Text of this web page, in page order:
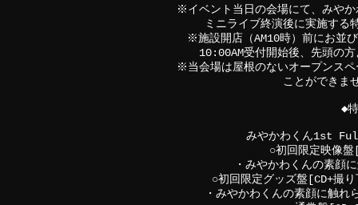
※イベント当日の会場にて、みやか
ミニライブ終演後に実施する
※施設開店（AM10時）前にお並
10:00AM受付開始後、先頭の
※当会場は屋根のないオープンス
ことができま
◆
みやかわくん1st
○初回限定映像
・みやかわくんの素顔
○初回限定グッズ盤[CD+撮
・みやかわくんの素顔に触